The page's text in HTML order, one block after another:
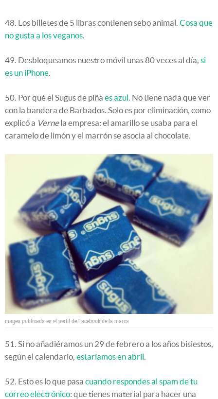
48. Los billetes de 5 libras contienen sebo animal. Cosa que
no gusta a los veganos.
49. Desbloqueamos nuestro móvil unas 80 veces al día, si
es un iPhone.
50. Por qué el Sugus de piña es azul. No tiene nada que ver
con la bandera de Barbados. Solo es por eliminación, como
explicó a Vernela empresa: el amarillo se usaba para el
caramelo de limón y el marrón se asocia al chocolate.
magen publicada en el perfil de Facebook de la marca
51. Si no añadiéramos un 29 de febrero a los años bisiestos,
según el calendario, estaríamos en abril
52. Esto es lo que pasa cuando respondes al spam de tu
correo electrónico: que tienes material para hacer una